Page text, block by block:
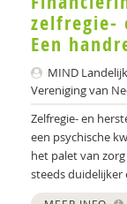
Frits
Sonja
Ellen van
Ellen Brouns
Jojanneke
Annica
zelfregie-
Een
MIND
Vereniging van
Zelfregie- en
een psychische
het palet van
steeds duidelijker